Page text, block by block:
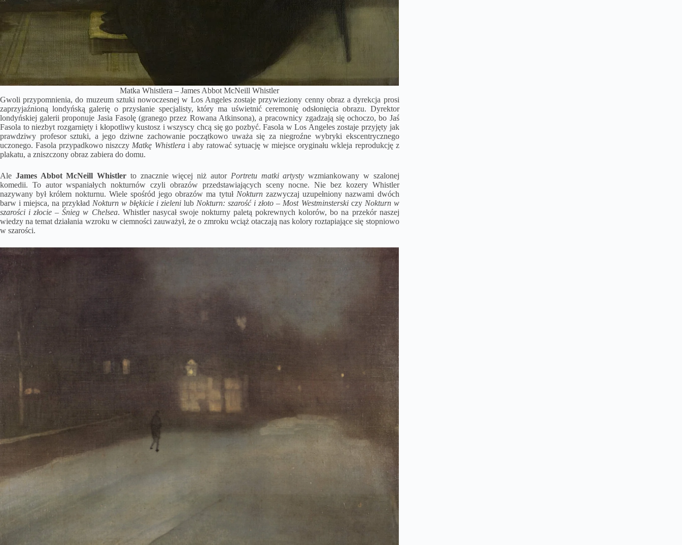
Matka Whistlera – James Abbot McNeill Whistler
Gwoli przypomnienia, do muzeum sztuki nowoczesnej w Los Angeles zostaje przywieziony cenny obraz a dyrekcja prosi
zaprzyjaźnioną londyńską galerię o przysłanie specjalisty, który ma uświetnić ceremonię odsłonięcia obrazu. Dyrektor
londyńskiej galerii proponuje Jasia Fasolę (granego przez Rowana Atkinsona), a pracownicy zgadzają się ochoczo, bo Jaś
Fasola to niezbyt rozgarnięty i kłopotliwy kustosz i wszyscy chcą się go pozbyć. Fasola w Los Angeles zostaje przyjęty jak
prawdziwy profesor sztuki, a jego dziwne zachowanie początkowo uważa się za niegroźne wybryki ekscentrycznego
uczonego. Fasola przypadkowo niszczy Matkę Whistlerai aby ratować sytuację w miejsce oryginału wkleja reprodukcję z
plakatu, a zniszczony obraz zabiera do domu.
Ale James Abbot McNeill Whistler to znacznie więcej niż autor Portretu matki artysty wzmiankowany w szalonej
komedii. To autor wspaniałych nokturnów czyli obrazów przedstawiających sceny nocne. Nie bez kozery Whistler
nazywany był królem nokturnu. Wiele spośród jego obrazów ma tytuł Nokturnzazwyczaj uzupełniony nazwami dwóch
barw i miejsca, na przykład Nokturn w błękicie i zieleni lub Nokturn: szarość i złoto – Most Westminsterskiczy Nokturn w
szarości i złocie – Śnieg w Chelsea. Whistler nasycał swoje nokturny paletą pokrewnych kolorów, bo na przekór naszej
wiedzy na temat działania wzroku w ciemności zauważył, że o zmroku wciąż otaczają nas kolory roztapiające się stopniowo
w szarości.